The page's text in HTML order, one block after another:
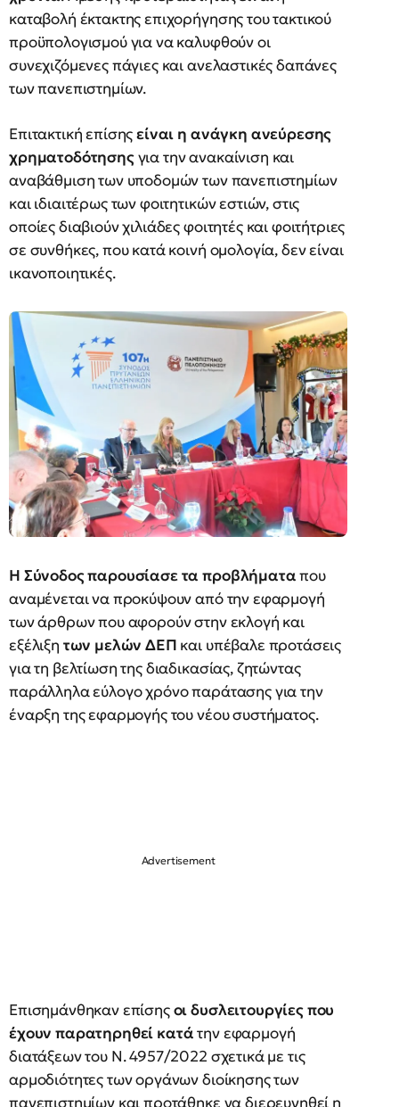
καταβολή έκτακτης επιχορήγησης του τακτικού
προϋπολογισμού για να καλυφθούν οι
συνεχιζόμενες πάγιες και ανελαστικές δαπάνες
των πανεπιστημίων.
Επιτακτική επίσηςείναι η ανάγκη ανεύρεσης
χρηματοδότησηςγια την ανακαίνιση και
αναβάθμιση των υποδομών των πανεπιστημίων
και ιδιαιτέρως των φοιτητικών εστιών, στις
οποίες διαβιούν χιλιάδες φοιτητές και φοιτήτριες
σε συνθήκες, που κατά κοινή ομολογία, δεν είναι
ικανοποιητικές.
Η Σύνοδος παρουσίασε τα προβλήματαπου
αναμένεται να προκύψουν από την εφαρμογή
των άρθρων που αφορούν στην εκλογή και
εξέλιξη των μελών ΔΕΠ και υπέβαλε προτάσεις
για τη βελτίωση της διαδικασίας, ζητώντας
παράλληλα εύλογο χρόνο παράτασης για την
έναρξη της εφαρμογής του νέου συστήματος.
Επισημάνθηκαν επίσηςοι δυσλειτουργίες που
έχουν παρατηρηθεί κατάτην εφαρμογή
διατάξεων του Ν. 4957/2022 σχετικά με τις
αρμοδιότητες των οργάνων διοίκησης των
πανεπιστημίων και προτάθηκε να διερευνηθεί η